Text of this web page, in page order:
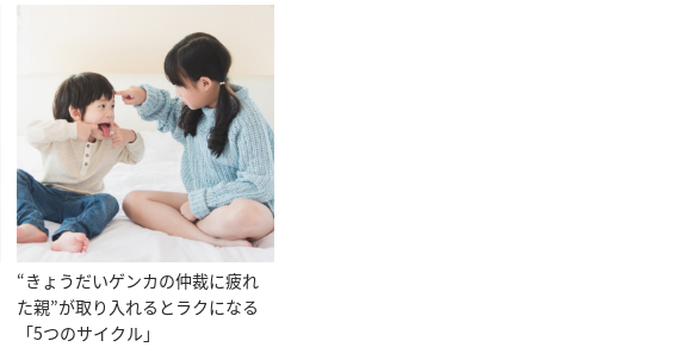
“きょうだいゲンカの仲裁に疲れ
た親”が取り入れるとラクになる
「5つのサイクル」